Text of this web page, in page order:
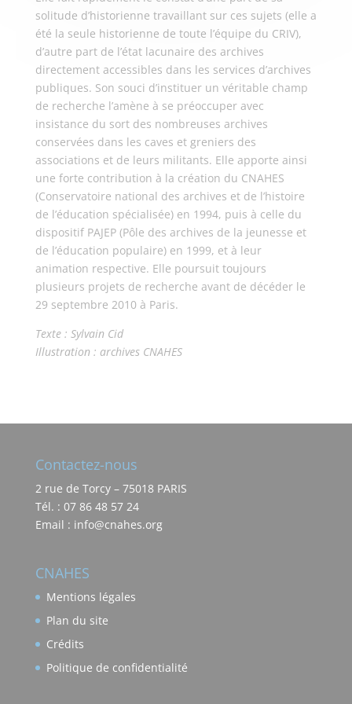
solitude d’historienne travaillant sur ces sujets (elle a
été la seule historienne de toute l’équipe du CRIV),
d’autre part de l’état lacunaire des archives
directement accessibles dans les services d’archives
publiques. Son souci d’instituer un véritable champ
de recherche l’amène à se préoccuper avec
insistance du sort des nombreuses archives
conservées dans les caves et greniers des
associations et de leurs militants. Elle apporte ainsi
une forte contribution à la création du CNAHES
(Conservatoire national des archives et de l’histoire
de l’éducation spécialisée) en 1994, puis à celle du
dispositif PAJEP (Pôle des archives de la jeunesse et
de l’éducation populaire) en 1999, et à leur
animation respective. Elle poursuit toujours
plusieurs projets de recherche avant de décéder le
29 septembre 2010 à Paris.
Texte : Sylvain Cid
Illustration : archives CNAHES
Contactez-nous
2 rue de Torcy – 75018 PARIS
Tél. : 07 86 48 57 24
Email : info@cnahes.org
CNAHES
Mentions légales
Plan du site
Crédits
Politique de confidentialité